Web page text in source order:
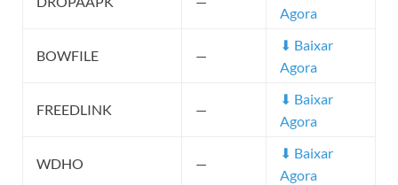
Agora
BOWFILE —
⬇ Baixar
Agora
FREEDLINK —
⬇ Baixar
Agora
WDHO —
⬇ Baixar
Agora